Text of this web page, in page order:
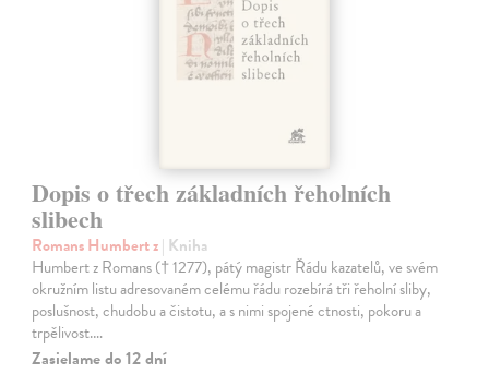
Dopis o třech základních řeholních
slibech
Romans Humbert z| Kniha
Humbert z Romans († 1277), pátý magistr Řádu kazatelů, ve svém
okružním listu adresovaném celému řádu rozebírá tři řeholní sliby,
poslušnost, chudobu a čistotu, a s nimi spojené ctnosti, pokoru a
trpělivost.…
Zasielame do 12 dní